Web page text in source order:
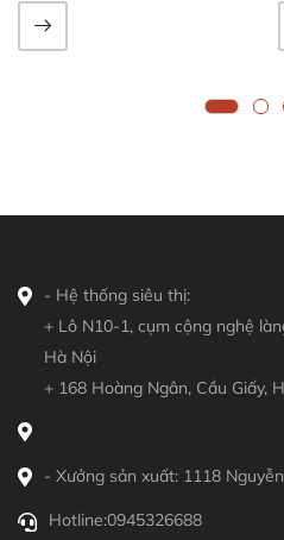
- Hệ thống siêu thị:
+ Lô N10-1, cụm cộng nghệ
Hà Nội
+ 168 Hoàng Ngân, Cầu Giấy,
- Xưởng sản xuất: 1118
Hotline:0945326688